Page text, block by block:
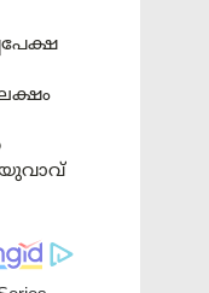
യുവാവ്